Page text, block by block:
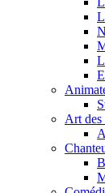
Art des